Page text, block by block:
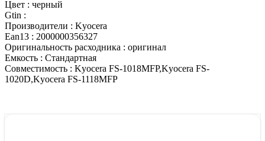
Цвет : черный
Gtin :
Производители : Kyocera
Ean13 : 2000000356327
Оригинальность расходника : оригинал
Емкость : Стандартная
Совместимость : Kyocera FS-1018MFP,Kyocera FS-
1020D,Kyocera FS-1118MFP